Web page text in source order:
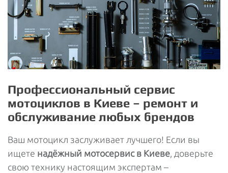
Профессиональный сервис
мотоциклов в Киеве – ремонт и
обслуживание любых брендов
Ваш мотоцикл заслуживает лучшего! Если вы
ищете надёжный мотосервис в Киеве, доверьте
свою технику настоящим экспертам –